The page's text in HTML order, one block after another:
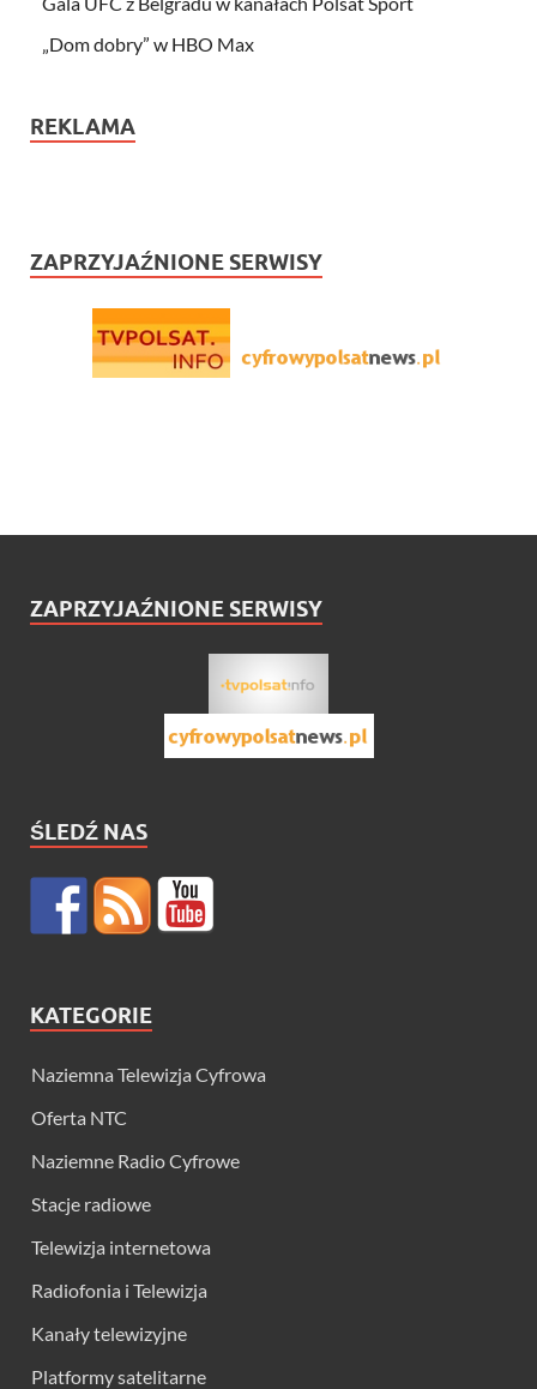
„Dom dobry” w HBO Max
REKLAMA
ZAPRZYJAŹNIONE SERWISY
ZAPRZYJAŹNIONE SERWISY
ŚLEDŹ NAS
KATEGORIE
Naziemna Telewizja Cyfrowa
Oferta NTC
Naziemne Radio Cyfrowe
Stacje radiowe
Telewizja internetowa
Radiofonia i Telewizja
Kanały telewizyjne
Platformy satelitarne